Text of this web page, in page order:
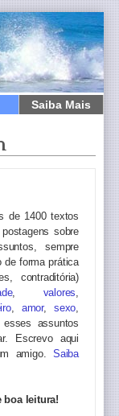
Saiba Mais
de 1400 textos
sobre
sempre
de forma prática
contraditória)
, valores,
, amor, sexo,
assuntos
Escrevo aqui
amigo. Saiba
boa leitura!